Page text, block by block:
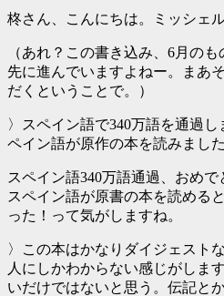
柊さん、こんにちは。ミッシェル
（あれ？この書き込み、6月の
先に進んでいますよねー。まあ
だくということで。）
〉スペイン語で340万語を通過
ペイン語が原作の本を読みました
スペイン語340万語通過、おめで
スペイン語が原書の本を読める
った！って気がしますね。
〉この本はかなりダイジェスト
人にしかわからない感じがしま
いだけではないと思う。伝記と